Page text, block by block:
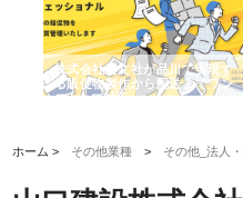
式会社ナカモトがホテルや店
の内装改修で選ばれ続ける理
株式
れる
強み
ホーム > その他業種 > その他_法人